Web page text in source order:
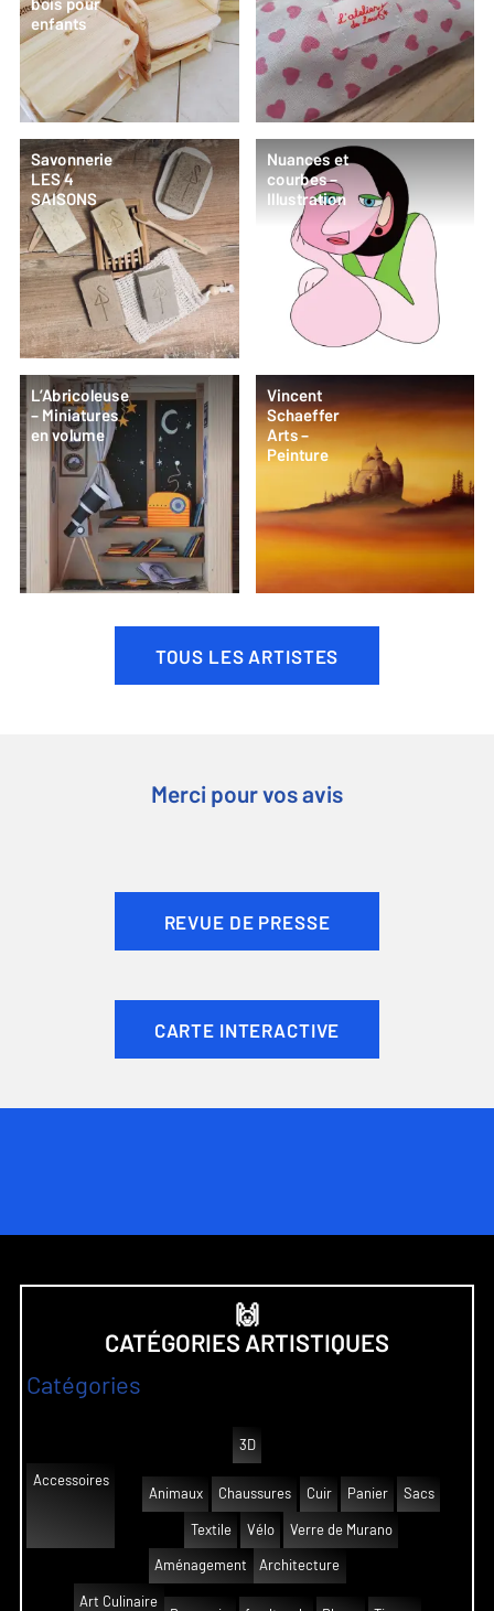
bois pour
enfants
Savonnerie
LES 4
SAISONS
Nuances et
courbes –
Illustration
L’Abricoleuse
– Miniatures
en volume
Vincent
Schaeffer
Arts –
Peinture
TOUS LES ARTISTES
Merci pour vos avis
REVUE DE PRESSE
CARTE INTERACTIVE
🙌
CATÉGORIES ARTISTIQUES
Catégories
3D
Accessoires
Animaux
Chaussures Cuir Panier Sacs
Textile Vélo Verre de Murano
Aménagement Architecture
Art Culinaire